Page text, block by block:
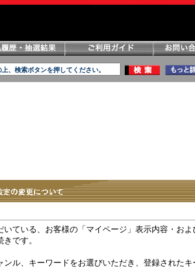
いている、お客様の「マイページ」表示内容・お
です。
ンル、キーワードをお選びいただき、登録された